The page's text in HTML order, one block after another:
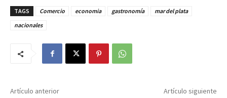
TAGS Comercio economia gastronomía
mar del plata
nacionales
Artículo anterior Artículo siguiente